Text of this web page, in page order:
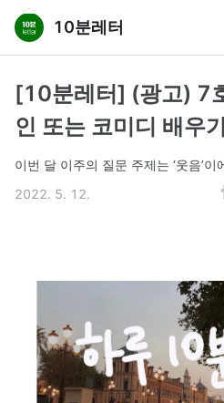
10분레터
[10분레터] (광고) 7
인 또는 코미디 배우
이번 달 이주의 질문 주제는 ‘웃음’이
2022. 5. 12.